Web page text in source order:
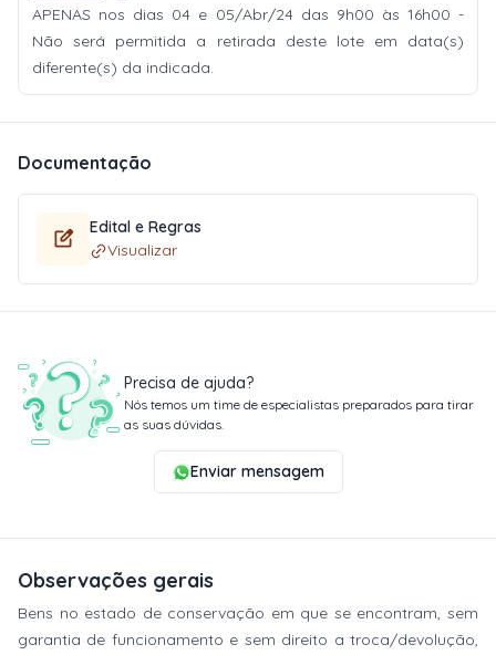
APENAS nos dias 04 e 05/Abr/24 das 9h00 às 16h00 -
Não será permitida a retirada deste lote em data(s)
diferente(s) da indicada.
Documentação
Edital e Regras
Visualizar
Precisa de ajuda?
Nós temos um time de especialistas preparados para tirar
as suas dúvidas.
Enviar mensagem
Observações gerais
Bens no estado de conservação em que se encontram, sem
garantia de funcionamento e sem direito a troca/devolução,